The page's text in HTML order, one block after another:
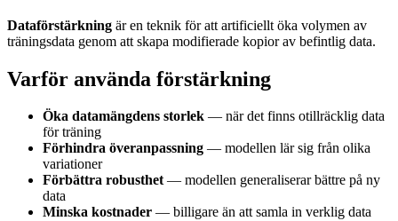
Dataförstärkning är en teknik för att artificiellt öka volymen av
träningsdata genom att skapa modifierade kopior av befintlig data.
Varför använda förstärkning
Öka datamängdens storlek — när det finns otillräcklig data
för träning
Förhindra överanpassning — modellen lär sig från olika
variationer
Förbättra robusthet— modellen generaliserar bättre på ny
data
Minska kostnader — billigare än att samla in verklig data